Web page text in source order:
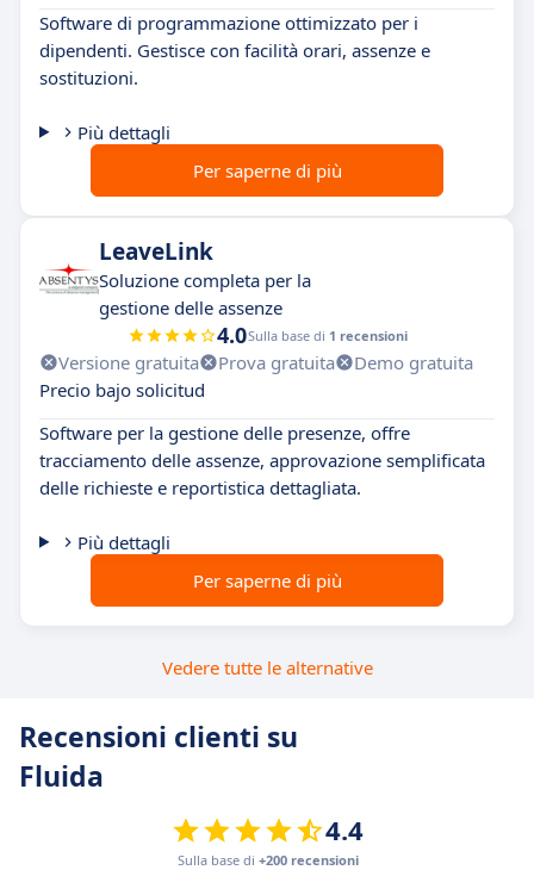
Software di programmazione ottimizzato per i
dipendenti. Gestisce con facilità orari, assenze e
sostituzioni.
Più dettagli
Per saperne di più
LeaveLink
Soluzione completa per la
gestione delle assenze
4.0Sulla base di 1 recensioni
Versione gratuita Prova gratuita
Demo gratuita
Precio bajo solicitud
Software per la gestione delle presenze, offre
tracciamento delle assenze, approvazione semplificata
delle richieste e reportistica dettagliata.
Più dettagli
Per saperne di più
Vedere tutte le alternative
Recensioni clienti su
Fluida
4.4
Sulla base di +200 recensioni